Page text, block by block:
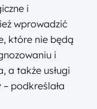
i
wprowadzić
które nie będą
i
a także usługi
podkreślała